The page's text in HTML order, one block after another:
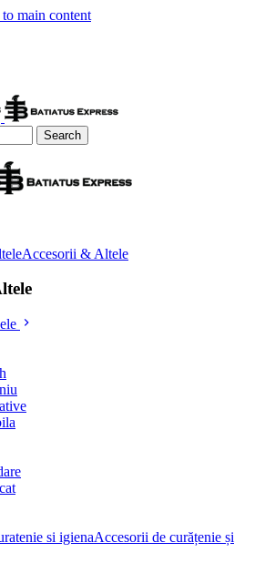
main content
Search
Accesorii & Altele
Accesorii de curățenie și